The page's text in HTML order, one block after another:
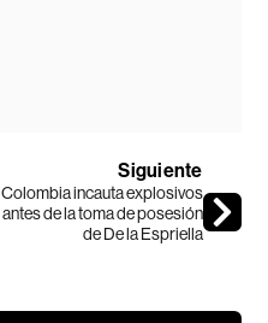
Siguiente
Colombia incauta explosivos
antes de la toma de posesión
de De la Espriella